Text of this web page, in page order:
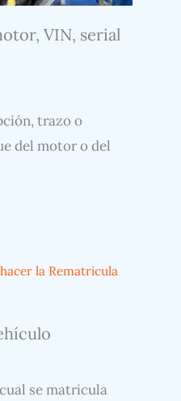
VIN, serial
trazo o
del motor o del
se matricula